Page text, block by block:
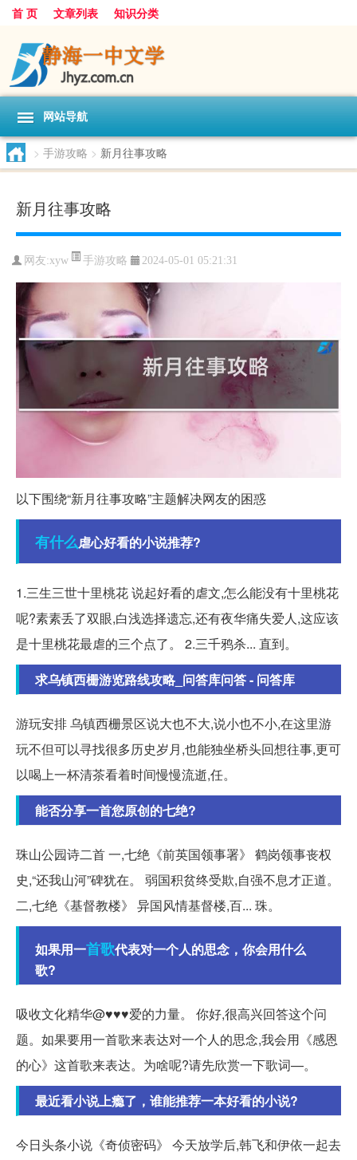
首 页 文章列表 知识分类
网站导航
> 手游攻略 > 新月往事攻略
新月往事攻略
网友:xyw 手游攻略 2024-05-01 05:21:31
以下围绕“新月往事攻略”主题解决网友的困惑
有什么虐心好看的小说推荐?
1.三生三世十里桃花 说起好看的虐文,怎么能没有十里桃花
呢?素素丢了双眼,白浅选择遗忘,还有夜华痛失爱人,这应该
是十里桃花最虐的三个点了。 2.三千鸦杀... 直到。
求乌镇西栅游览路线攻略_问答库问答 - 问答库
游玩安排 乌镇西栅景区说大也不大,说小也不小,在这里游
玩不但可以寻找很多历史岁月,也能独坐桥头回想往事,更可
以喝上一杯清茶看着时间慢慢流逝,任。
能否分享一首您原创的七绝?
珠山公园诗二首 一,七绝《前英国领事署》 鹤岗领事丧权
史,“还我山河”碑犹在。 弱国积贫终受欺,自强不息才正道。
二,七绝《基督教楼》 异国风情基督楼,百... 珠。
如果用一首歌代表对一个人的思念，你会用什么
歌?
吸收文化精华@♥♥♥爱的力量。 你好,很高兴回答这个问
题。如果要用一首歌来表达对一个人的思念,我会用《感恩
的心》这首歌来表达。为啥呢?请先欣赏一下歌词—。
最近看小说上瘾了，谁能推荐一本好看的小说?
今日头条小说《奇侦密码》 今天放学后,韩飞和伊依一起去